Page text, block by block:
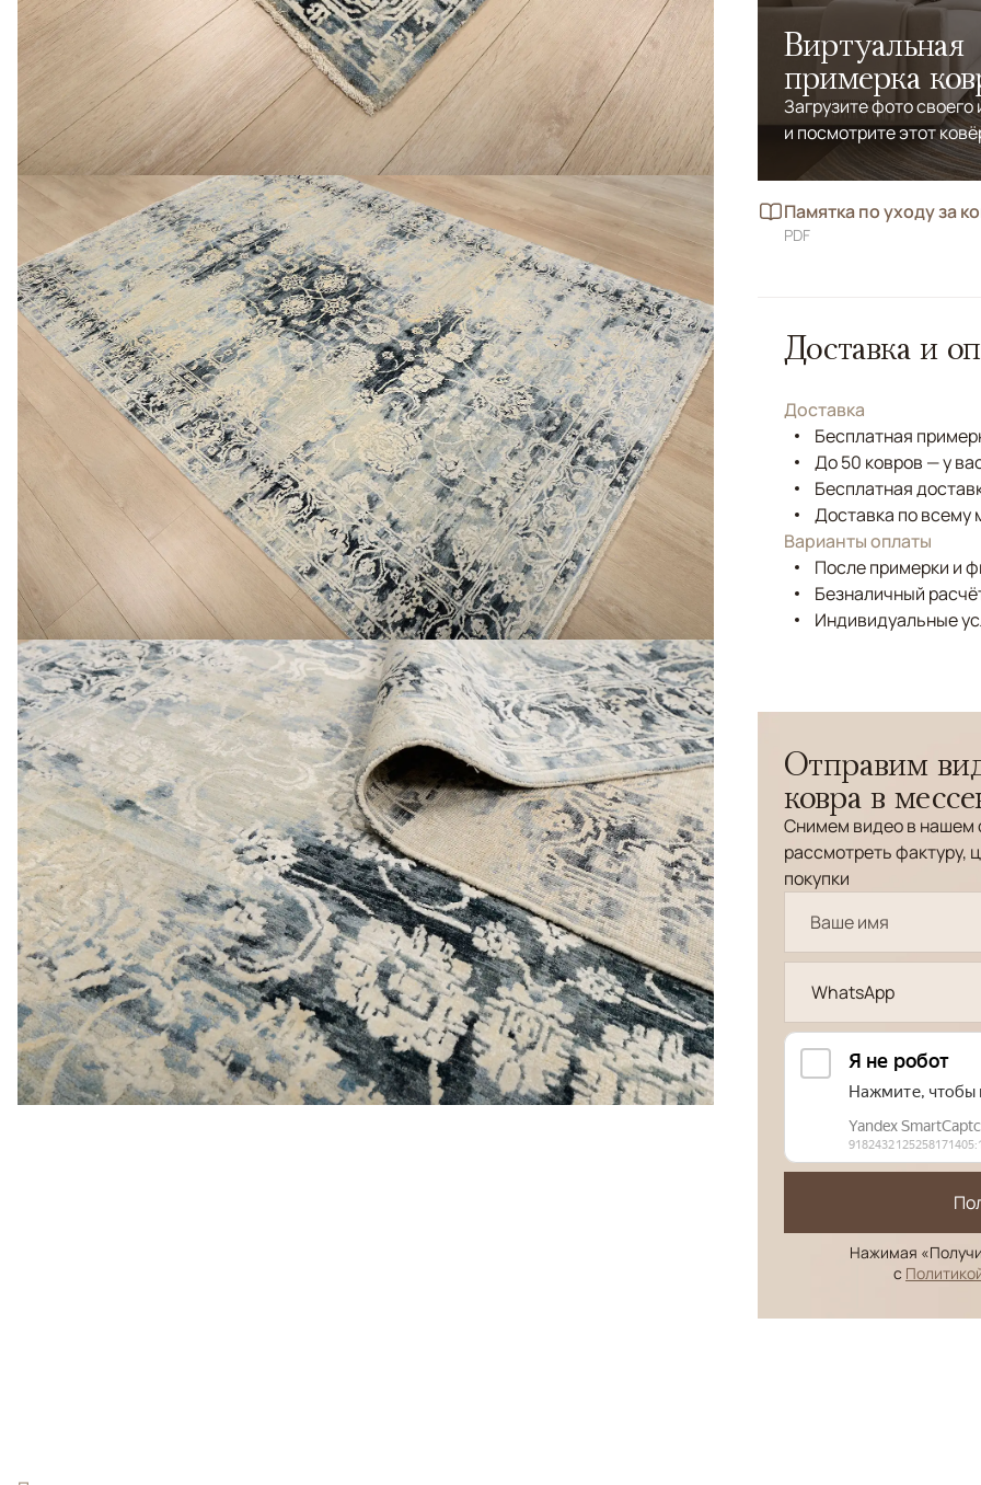
Виртуальная
примерка
Загрузите фото своего
и посмотрите этот
Памятка по уходу за
PDF
Доставка и
Доставка
Бесплатная
До 50 ковров — у
Бесплатная
Доставка по всему
Варианты оплаты
После примерки и
Безналичный
Индивидуальные
Отправим
ковра в
Снимем видео в нашем
рассмотреть фактуру,
покупки
WhatsApp
Нажимая
с